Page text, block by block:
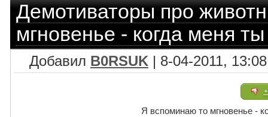
Демотиваторы про
мгновенье - когда меня
Добавил B0RSUK | 8-04-2011, 13:08
Я вспоминаю то мгновенье -